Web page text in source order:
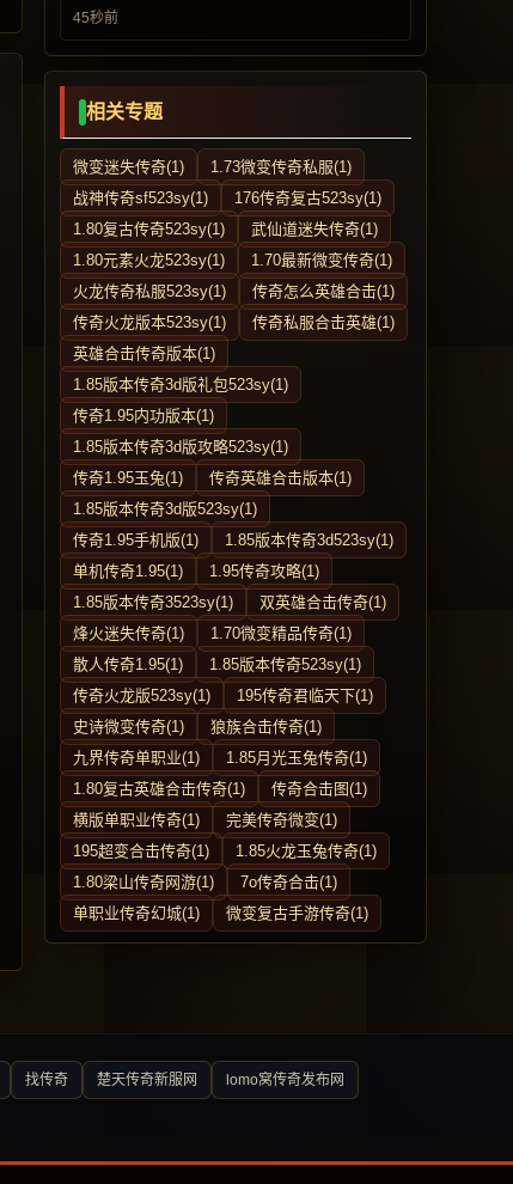
45秒前
相关专题
微变迷失传奇(1)
1.73微变传奇私服(1)
战神传奇sf523sy(1)
176传奇复古523sy(1)
1.80复古传奇523sy(1)
武仙道迷失传奇(1)
1.80元素火龙523sy(1)
1.70最新微变传奇(1)
火龙传奇私服523sy(1)
传奇怎么英雄合击(1)
传奇火龙版本523sy(1)
传奇私服合击英雄(1)
英雄合击传奇版本(1)
1.85版本传奇3d版礼包523sy(1)
传奇1.95内功版本(1)
1.85版本传奇3d版攻略523sy(1)
传奇1.95玉兔(1)
传奇英雄合击版本(1)
1.85版本传奇3d版523sy(1)
传奇1.95手机版(1)
1.85版本传奇3d523sy(1)
单机传奇1.95(1)
1.95传奇攻略(1)
1.85版本传奇3523sy(1)
双英雄合击传奇(1)
烽火迷失传奇(1)
1.70微变精品传奇(1)
散人传奇1.95(1)
1.85版本传奇523sy(1)
传奇火龙版523sy(1)
195传奇君临天下(1)
史诗微变传奇(1)
狼族合击传奇(1)
九界传奇单职业(1)
1.85月光玉兔传奇(1)
1.80复古英雄合击传奇(1)
传奇合击图(1)
横版单职业传奇(1)
完美传奇微变(1)
195超变合击传奇(1)
1.85火龙玉兔传奇(1)
1.80梁山传奇网游(1)
7o传奇合击(1)
单职业传奇幻城(1)
微变复古手游传奇(1)
找传奇 楚天传奇新服网 lomo窝传奇发布网